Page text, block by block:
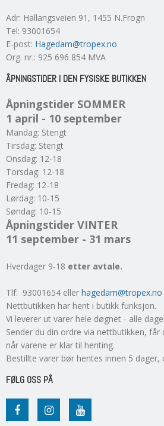
Adr: Hallangsveien 91 , 1455 N.Frogn
Tel: 93001654
E-post: Hagedam@tropex.no
Org. nr.: 925 696 854 MVA
ÅPNINGSTIDER I DEN FYSISKE BUTIKKEN
Åpningstider SOMMER
1 april - 10 september
Mandag: Stengt
Tirsdag: Stengt
Onsdag: 12-18
Torsdag: 12-18
Fredag: 12-18
Lørdag: 10-15
Søndag: 10-15
Åpningstider VINTER
11 september - 31 mars
Hverdager 9-18 etter avtale.
Tlf: 93001654 eller hagedam@tropex.no
Nettbutikken har hent i butikk funksjon.
Vi leverer ut varer hele døgnet - alle
Sender du din ordre via nettbutikken,
når varene er klar til henting.
Bestillte varer bør hentes innen 5 dager,
FØLG OSS PÅ